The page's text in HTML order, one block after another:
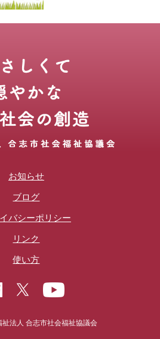
お知らせ
ブログ
バシーポリシー
リンク
使い方
法人 合志市社会福祉協議会